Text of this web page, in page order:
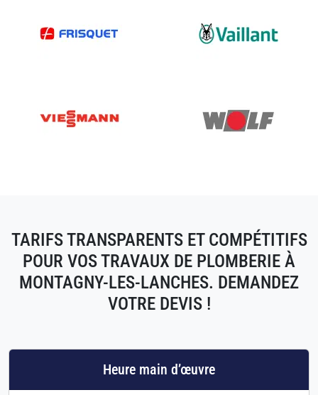
TARIFS TRANSPARENTS ET COMPÉTITIFS
POUR VOS TRAVAUX DE PLOMBERIE À
MONTAGNY-LES-LANCHES. DEMANDEZ
VOTRE DEVIS !
Heure main d’œuvre